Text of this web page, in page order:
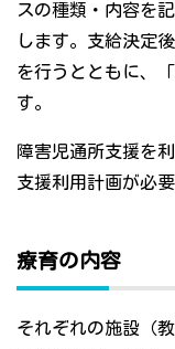
スの種類・内容を
します。支給決定
を行うとともに、
す。
障害児通所支援を
支援利用計画が必要
療育の内容
それぞれの施設（